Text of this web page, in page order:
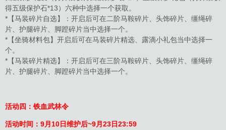
得五级保护石*13）六种中选择一个获取。
*【马装碎片自选】：开启后可在二阶马鞍碎片、头饰碎片、缰绳碎
片、护腿碎片、脚蹬碎片当中选择一个。
*【坐骑材料包】开启后可在马装碎片精选、露滴小礼包当中选择一
个。
*【马装碎片精选】：开启后可在三阶马鞍碎片、头饰碎片、缰绳碎
片、护腿碎片、脚蹬碎片当中选择一个。
活动四：铁血武林令
活动时间： 9月10日维护后~9月23日23:59